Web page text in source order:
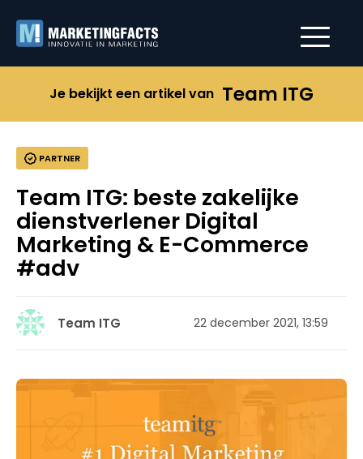
Je bekijkt een artikel van Team ITG
PARTNER
Team ITG: beste zakelijke
dienstverlener Digital
Marketing & E-Commerce
#adv
Team ITG 22 december 2021, 13:59